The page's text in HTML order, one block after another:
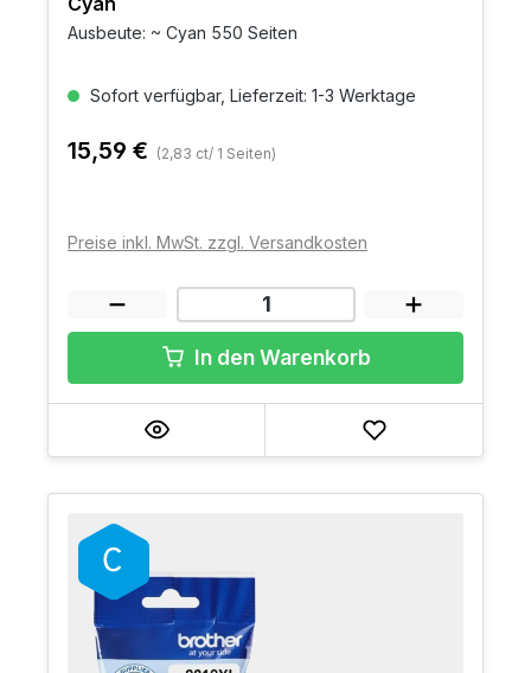
Ausbeute: ~ Cyan 550 Seiten
Sofort verfügbar, Lieferzeit: 1-3 Werktage
15,59 € (2,83 ct/ 1 Seiten)
Preise inkl. MwSt. zzgl. Versandkosten
In den Warenkorb